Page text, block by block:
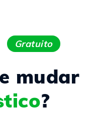
Gratuito
mudar
?